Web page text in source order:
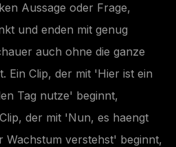
Aussage oder Frage,
und enden mit genug
auch ohne die ganze
Ein Clip, der mit 'Hier ist ein
Tag nutze' beginnt,
der mit 'Nun, es haengt
Wachstum verstehst' beginnt,